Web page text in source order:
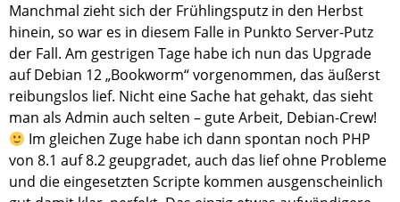
Manchmal zieht sich der Frühlingsputz in den Herbst
hinein, so war es in diesem Falle in Punkto Server-Putz
der Fall. Am gestrigen Tage habe ich nun das Upgrade
auf Debian 12 „Bookworm“ vorgenommen, das äußerst
reibungslos lief. Nicht eine Sache hat gehakt, das sieht
man als Admin auch selten – gute Arbeit, Debian-Crew!
Im gleichen Zuge habe ich dann spontan noch PHP
von 8.1 auf 8.2 geupgradet, auch das lief ohne Probleme
und die eingesetzten Scripte kommen ausgenscheinlich